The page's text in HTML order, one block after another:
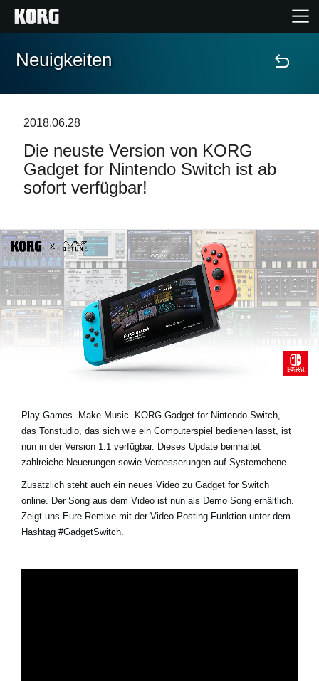
Home
Extras
Events
Support
Händlersuche
Shop
Neuigkeiten
Social Media
Neuigkeiten
2018.06.28
Die neuste Version von KORG
Gadget for Nintendo Switch ist ab
sofort verfügbar!
Play Games. Make Music. KORG Gadget for Nintendo Switch,
das Tonstudio, das sich wie ein Computerspiel bedienen lässt, ist
nun in der Version 1.1 verfügbar. Dieses Update beinhaltet
zahlreiche Neuerungen sowie Verbesserungen auf Systemebene.
Zusätzlich steht auch ein neues Video zu Gadget for Switch
online. Der Song aus dem Video ist nun als Demo Song erhältlich.
Zeigt uns Eure Remixe mit der Video Posting Funktion unter dem
Hashtag #GadgetSwitch